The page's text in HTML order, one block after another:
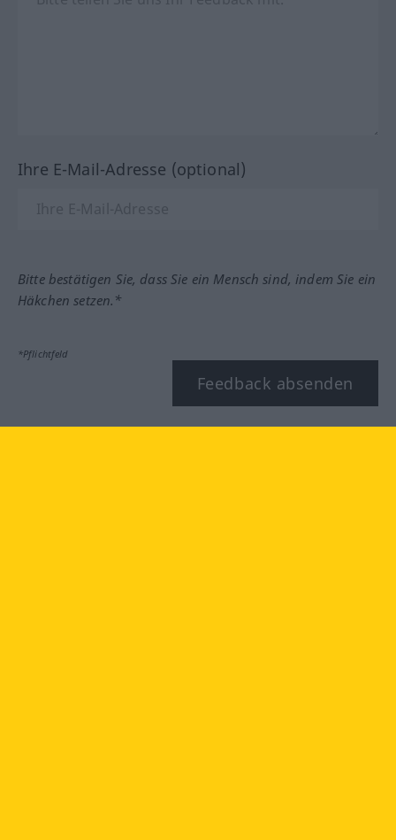
Ihre E-Mail-Adresse (optional)
Bitte bestätigen Sie, dass Sie ein Mensch sind, indem Sie ein
Häkchen setzen.*
*Pflichtfeld
Feedback absenden